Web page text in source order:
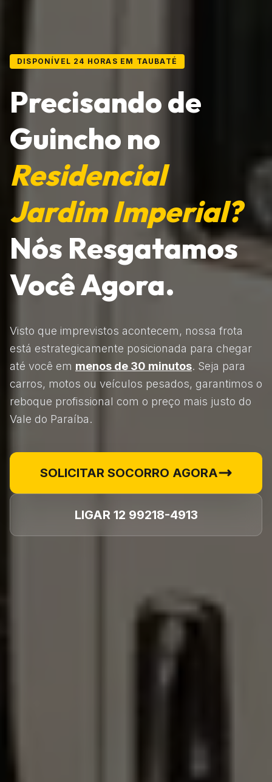
DISPONÍVEL 24 HORAS EM TAUBATÉ
Precisando de
Guincho no
Residencial
Jardim Imperial?
Nós Resgatamos
Você Agora.
Visto que imprevistos acontecem, nossa frota
está estrategicamente posicionada para chegar
até você em menos de 30 minutos. Seja para
carros, motos ou veículos pesados, garantimos o
reboque profissional com o preço mais justo do
Vale do Paraíba.
SOLICITAR SOCORRO AGORA
LIGAR 12 99218-4913